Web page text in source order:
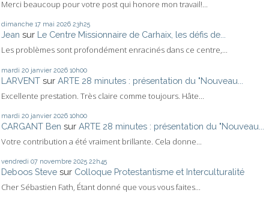
Merci beaucoup pour votre post qui honore mon travail!...
dimanche 17 mai 2026 23h25
Jean sur Le Centre Missionnaire de Carhaix, les défis de...
Les problèmes sont profondément enracinés dans ce centre,...
mardi 20 janvier 2026 10h00
LARVENT sur ARTE 28 minutes : présentation du "Nouveau...
Excellente prestation. Très claire comme toujours. Hâte...
mardi 20 janvier 2026 10h00
CARGANT Ben sur ARTE 28 minutes : présentation du "Nouveau...
Votre contribution a été vraiment brillante. Cela donne...
vendredi 07 novembre 2025 22h45
Deboos Steve sur Colloque Protestantisme et Interculturalité
Cher Sébastien Fath, Étant donné que vous vous faites...